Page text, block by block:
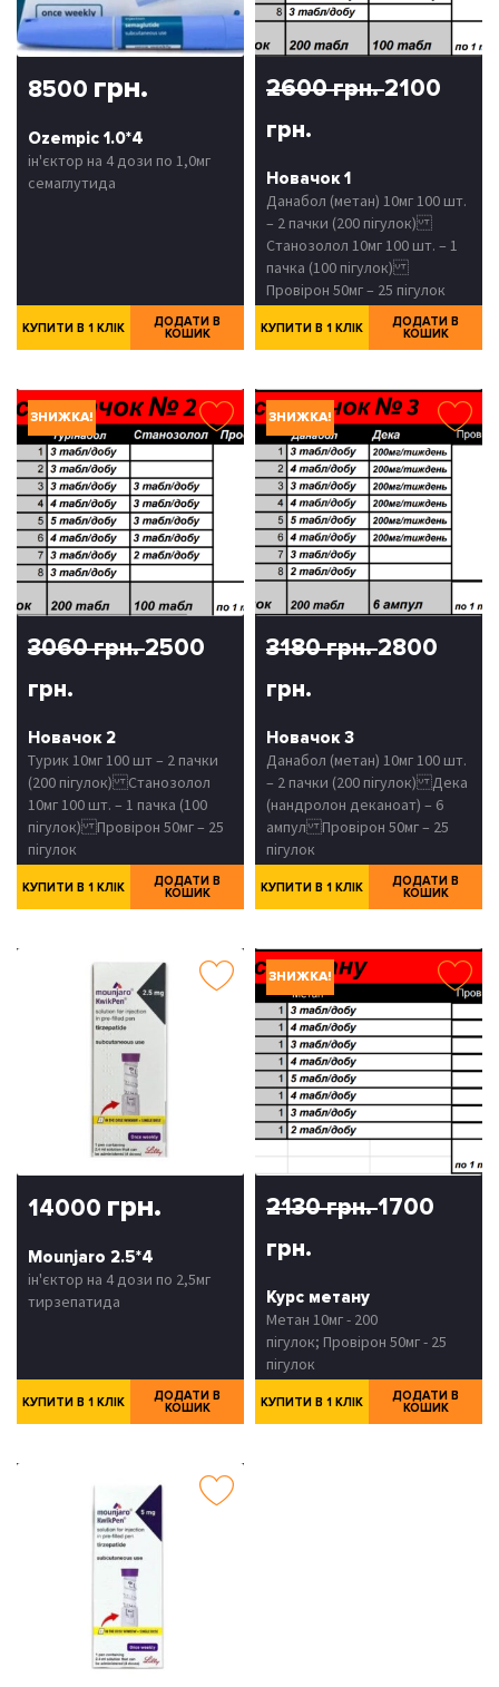
8500 грн.
Ozempic 1.0*4
ін'єктор на 4 дози по 1,0мг
семаглутида
КУПИТИ В 1 КЛІК
ДОДАТИ В
КОШИК
2600 грн.2100
грн.
Новачок 1
Данабол (метан) 10мг 100 шт.
– 2 пачки (200 пігулок)
Станозолол 10мг 100 шт. – 1
пачка (100 пігулок)
Провірон 50мг – 25 пігулок
КУПИТИ В 1 КЛІК
ДОДАТИ В
КОШИК
3060 грн.2500
грн.
Новачок 2
Турик 10мг 100 шт – 2 пачки
(200 пігулок) Станозолол
10мг 100 шт. – 1 пачка (100
пігулок) Провірон 50мг – 25
пігулок
КУПИТИ В 1 КЛІК
ЗНИЖКА!
ДОДАТИ В
КОШИК
3180 грн.2800
грн.
Новачок 3
Данабол (метан) 10мг 100 шт.
– 2 пачки (200 пігулок) Дека
(нандролон деканоат) – 6
ампул Провірон 50мг – 25
пігулок
КУПИТИ В 1 КЛІК
ЗНИЖКА!
ДОДАТИ В
КОШИК
14000 грн.
Mounjaro 2.5*4
ін'єктор на 4 дози по 2,5мг
тирзепатида
КУПИТИ В 1 КЛІК
ДОДАТИ В
КОШИК
2130 грн.1700
грн.
Курс метану
Метан 10мг - 200
пігулок; Провірон 50мг - 25
пігулок
КУПИТИ В 1 КЛІК
ЗНИЖКА!
ДОДАТИ В
КОШИК